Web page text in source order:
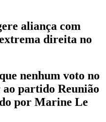
aliança com
direita no
nenhum voto no
partido Reunião
por Marine Le